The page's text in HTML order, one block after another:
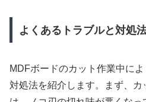
よくあるトラブルと対処
MDFボードのカット作業中に
対処法を紹介します。まず、